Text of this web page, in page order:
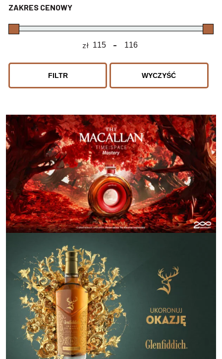
ZAKRES CENOWY
zł Minimum Price
-
Maximum Price
FILTR WYCZYŚĆ